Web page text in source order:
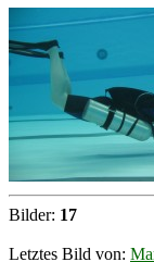
Bilder: 17
Letztes Bild von: